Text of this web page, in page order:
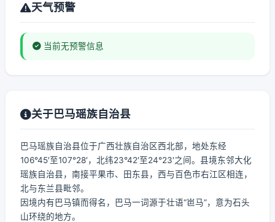
天气预警
当前无预警信息
关于巴马瑶族自治县
巴马瑶族自治县位于广西壮族自治区西北部，地处东经
106°45′至107°28′，北纬23°42′至24°23′之间。县境东邻大化
瑶族自治县，南接平果市、田东县，西与百色市右江区相连，
北与东兰县毗邻。
因境内有巴马镇而得名，巴马一词源于壮语“岜马”，意为石头
山环绕的地方。